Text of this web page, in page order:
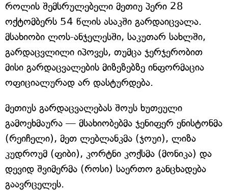
როლის შემსრულებელი მეთიუ პერი 28
ოქტომბერს 54 წლის ასაკში გარდაიცვალა.
მსახიობი ლოს-ანჯელესში, საკუთარ სახლში,
გარდაცვლილი იპოვეს, თუმცა ჯერჯერობით
მისი გარდაცვალების მიზეზებზე ინფორმაცია
ოფიციალურად არ დასტურდება.
მეთიუს გარდაცვალებას შოუს ხუთეული
გამოეხმაურა — მსახიობებმა ჯენიფერ ენისტონმა
(რეიჩელი), მეთ ლებლანკმა (ჯოუი), ლიზა
კუდროუმ (ფიბი), კორტნი კოქსმა (მონიკა) და
დევიდ შვიმერმა (როსი) საერთო განცხადება
გაავრცელეს.